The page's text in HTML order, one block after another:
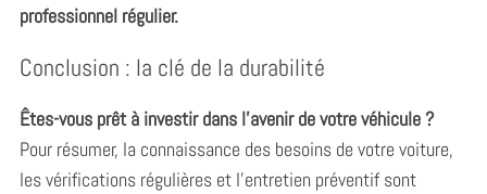
professionnel régulier.
Conclusion : la clé de la durabilité
Êtes-vous prêt à investir dans l’avenir de votre véhicule ?
Pour résumer, la connaissance des besoins de votre voiture,
les vérifications régulières et l’entretien préventif sont